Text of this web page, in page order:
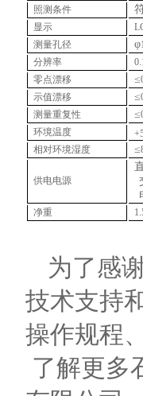
照测条件
显示
测量孔径
φ
分辨率
零点漂移
≤
示值漂移
≤
测量重复性
≤
环境温度
相对环境湿度
≤
供电电源
净重
为了感
技术支持
操作规程
了解更多